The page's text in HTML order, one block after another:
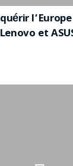
et